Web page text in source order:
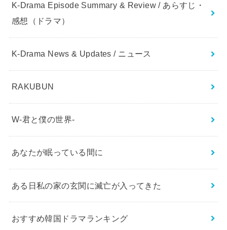
K-Drama Episode Summary & Review / あらすじ・
感想（ドラマ）
K-Drama News & Updates / ニュース
RAKUBUN
W-君と僕の世界-
あなたが眠っている間に
ある日私の家の玄関に滅亡が入ってきた
おすすめ韓国ドラマランキング